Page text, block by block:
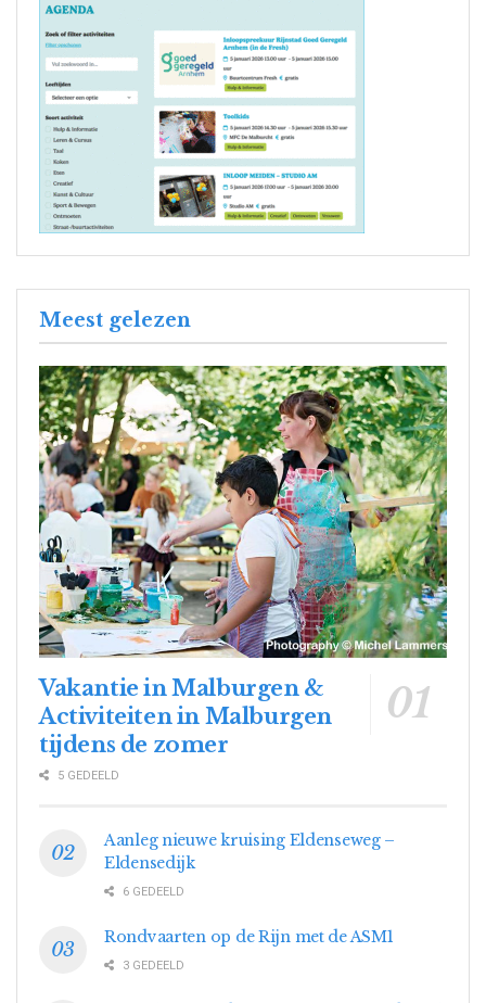
Meest gelezen
Vakantie in Malburgen &
Activiteiten in Malburgen
tijdens de zomer
5 GEDEELD
Aanleg nieuwe kruising Eldenseweg –
Eldensedijk
6 GEDEELD
Rondvaarten op de Rijn met de ASM1
3 GEDEELD